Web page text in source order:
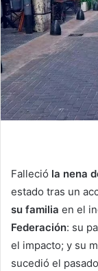
Falleció la nena
estado tras un
su familia en el
Federación: su
el impacto; y su
sucedió el